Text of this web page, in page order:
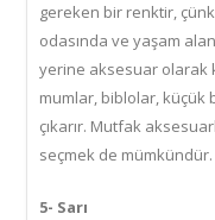
gereken bir renktir,
odasında ve yaşam
yerine aksesuar olarak
mumlar, biblolar, küçük
çıkarır. Mutfak
seçmek de mümkündür.
5- Sarı